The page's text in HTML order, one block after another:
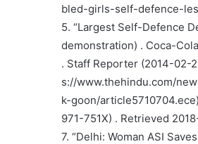
bled-girls-self-defence-
5. “Largest Self-Defence
demonstration) . Coca-
. Staff Reporter (2014-02-
s://www.thehindu.com/
k-goon/
971-751X) . Retrieved
7. “Delhi: Woman ASI